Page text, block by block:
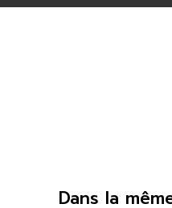
Dans la